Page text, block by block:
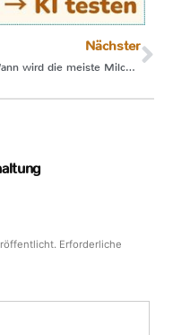
Nächster
Wann wird die meiste Milch gebildet?
Erforderliche